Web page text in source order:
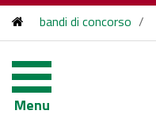
bandi di concorso /
2022
Menu